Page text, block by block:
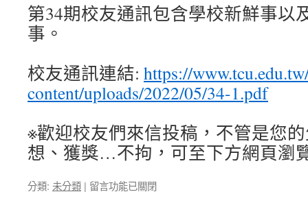
出
刊
第34期校友通訊包含學校新鮮事以
事。
校友通訊連結: https://
content/uploads/2022/05/34-1.pdf
※歡迎校友們來信投稿，不管是您
想、獲獎…不拘，可至下方網頁瀏
分類: 未分類 | 在
留言功能已關閉